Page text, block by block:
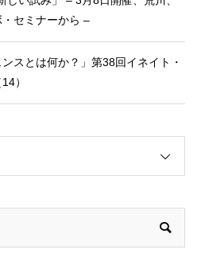
セミナーから –
スとは何か？」第38回イネイト・
）